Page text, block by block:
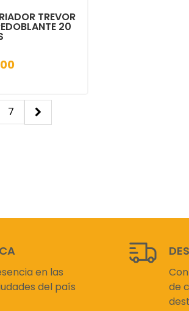
TREVOR
20
7
en las
del país
de